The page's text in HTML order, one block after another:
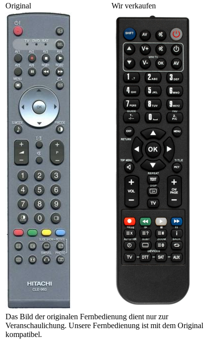
Original
Wir verkaufen
Das Bild der originalen Fernbedienung dient nur zur
Veranschaulichung. Unsere Fernbedienung ist mit dem Original
kompatibel.